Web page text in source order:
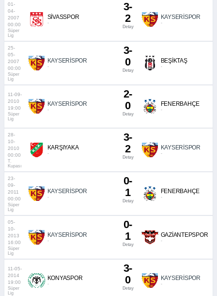
01-
04-
2007
00:00
Süper
Lig
SİVASSPOR
-
3-
2
Detay
KAYSERİSPOR
-
25-
05-
2007
00:00
Süper
Lig
KAYSERİSPOR
-
3-
0
Detay
BEŞİKTAŞ
-
11-09-
2010
19:00
Süper
Lig
KAYSERİSPOR
-
2-
0
Detay
FENERBAHÇE
-
28-
10-
2010
00:00
T.
Kupası
KARŞIYAKA
-
3-
2
Detay
KAYSERİSPOR
-
23-
09-
2011
00:00
Süper
Lig
KAYSERİSPOR
-
0-
1
Detay
FENERBAHÇE
-
05-
10-
2013
16:00
Süper
Lig
KAYSERİSPOR
-
0-
1
Detay
GAZİANTEPSPOR
-
11-05-
2014
19:00
Süper
Lig
KONYASPOR
-
3-
0
Detay
KAYSERİSPOR
-